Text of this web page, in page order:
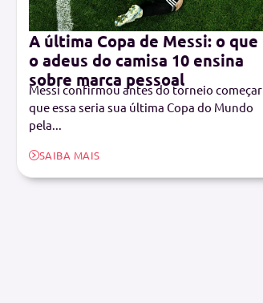
A última Copa de Messi: o que
o adeus do camisa 10 ensina
sobre marca pessoal
Messi confirmou antes do torneio começar
que essa seria sua última Copa do Mundo
pela...
SAIBA MAIS